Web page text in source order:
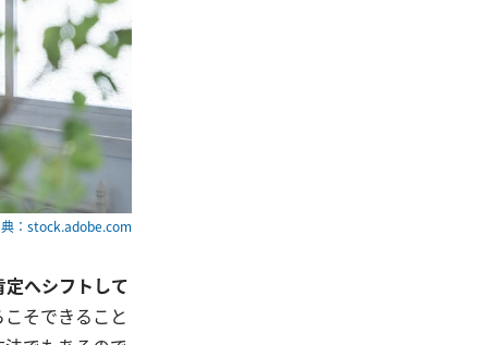
：stock.adobe.com
へシフトして
そできること